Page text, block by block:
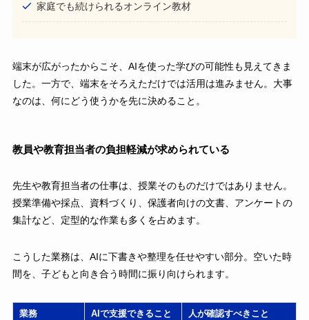
家庭でも続けられるオンライン教材
端末が広がったからこそ、AIを使った学びの可能性も見えてきま
した。一方で、端末をそろえただけでは活用は進みません。大事
なのは、何にどう使うかを先に決めること。
教員や教育担当者の負担軽減が求められている
先生や教育担当者の仕事は、授業そのものだけではありません。
授業準備や採点、資料づくり、保護者向けの文書、アンケートの
集計など、定型的な作業も多くを占めます。
こうした業務は、AIに下書きや整理を任せやすい部分。空いた時
間を、子どもと向き合う時間に振り向けられます。
業務 AIで支援できること 人が確認すべきこと